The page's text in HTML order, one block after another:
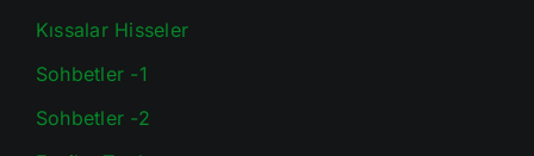
Kıssalar Hisseler
Sohbetler -1
Sohbetler -2